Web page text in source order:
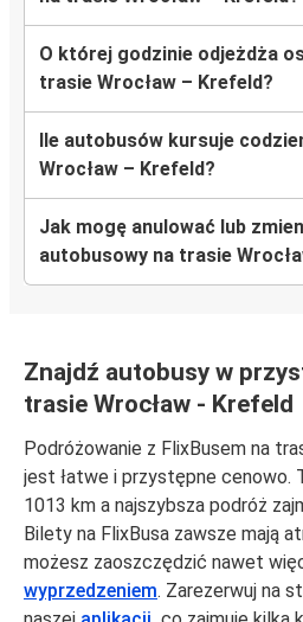
O której godzinie odjeżdża
trasie Wrocław – Krefeld?
Ile autobusów kursuje
Wrocław – Krefeld?
Jak mogę anulować lub
autobusowy na trasie
Znajdź autobusy w
trasie Wrocław - Krefeld
Podróżowanie z FlixBusem na
jest łatwe i przystępne cenowo.
1013 km a najszybsza podróż
Bilety na FlixBusa zawsze mają
możesz zaoszczędzić nawet
wyprzedzeniem. Zarezerwuj na